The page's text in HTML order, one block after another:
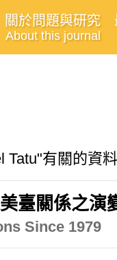
關於問題與研究
About this journal
Tatu"有關的資
臺關係之演
Since 1979